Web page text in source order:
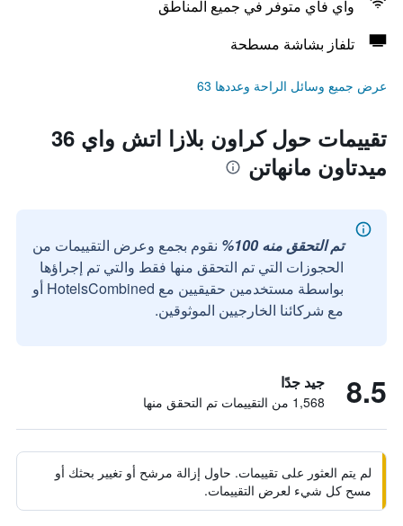
واي فاي متوفر في جميع المناطق
تلفاز بشاشة مسطحة
عرض جميع وسائل الراحة وعددها 63
تقييمات حول كراون بلازا اتش واي 36
ميدتاون مانهاتن
تم التحقق منه 100%
نقوم بجمع وعرض التقييمات من
الحجوزات التي تم التحقق منها فقط والتي تم إجراؤها
بواسطة مستخدمين حقيقيين مع HotelsCombined أو
مع شركائنا الخارجيين الموثوقين.
8.5 جيد جدًا
1,568 من التقييمات تم التحقق منها
لم يتم العثور على تقييمات. حاول إزالة مرشح أو تغيير بحثك أو
مسح كل شيء لعرض التقييمات.